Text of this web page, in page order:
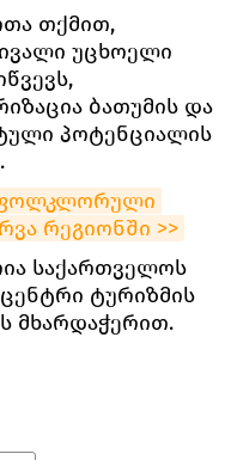
თქმით,
უცხოელი
ბათუმის და
პოტენციალის
ფოლკლორული
რეგიონში >>
საქართველოს
ტურიზმის
მხარდაჭერით.